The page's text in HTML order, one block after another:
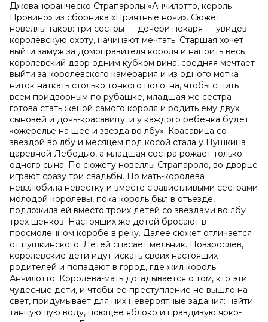
Джованфранческо Страпаролы «Анчилотто, король
Провино» из сборника «Приятные ночи». Сюжет
новеллы таков: три сестры — дочери пекаря — увидев
королевскую охоту, начинают мечтать. Старшая хочет
выйти замуж за домоправителя короля и напоить весь
королевский двор одним кубком вина, средняя мечтает
выйти за королевского камерария и из одного мотка
ниток наткать столько тонкого полотна, чтобы сшить
всем придворным по рубашке, младшая же сестра
готова стать женой самого короля и родить ему двух
сыновей и дочь-красавицу, и у каждого ребенка будет
«ожерелье на шее и звезда во лбу». Красавица со
звездой во лбу и месяцем под косой стала у Пушкина
царевной Лебедью, а младшая сестра рожает только
одного сына. По сюжету новеллы Страпароло, во дворце
играют сразу три свадьбы. Но мать-королева
невзлюбила невестку и вместе с завистливыми сестрами
молодой королевы, пока король был в отъезде,
подложила ей вместо троих детей со звездами во лбу
трех щенков. Настоящих же детей бросают в
просмоленном коробе в реку. Далее сюжет отличается
от пушкинского. Детей спасает мельник. Повзрослев,
королевские дети идут искать своих настоящих
родителей и попадают в город, где жил король
Анчилотто. Королева-мать догадывается о том, кто эти
чудесные дети, и чтобы ее преступление не вышло на
свет, придумывает для них невероятные задания: найти
танцующую воду, поющее яблоко и правдивую ярко-